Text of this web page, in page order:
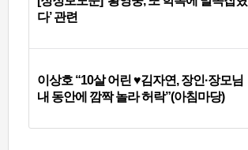
다’ 관련
이상호 “10살 어린 ♥김자연, 장인·장모님
내 동안에 깜짝 놀라 허락”(아침마당)